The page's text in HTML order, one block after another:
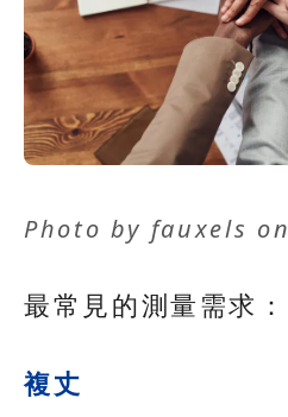
Photo by fauxels on
最常見的測量需求：
複丈